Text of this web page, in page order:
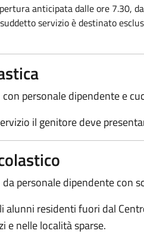
anticipata dalle ore 7.30,
servizio è destinato
personale dipendente e
il genitore deve
personale dipendente con
alunni residenti fuori dal
e nelle località sparse.